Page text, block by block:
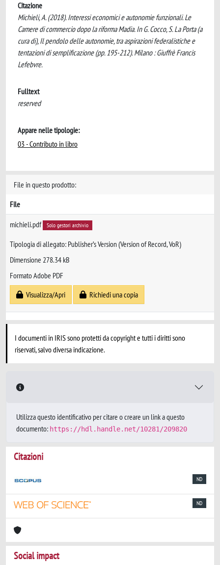
Citazione
Michieli, A. (2018). Interessi economici e autonomie funzionali. Le
Camere di commercio dopo la riforma Madia. In G. Cocco, S. La Porta (a
cura di), Il pendolo delle autonomie, tra aspirazioni federalistiche e
tentazioni di semplificazione (pp. 195-212). Milano : Giuffrè Francis
Lefebvre.
Fulltext
reserved
Appare nelle tipologie:
03 - Contributo in libro
File in questo prodotto:
File
michieli.pdf Solo gestori archivio
Tipologia di allegato: Publisher’s Version (Version of Record, VoR)
Dimensione 278.34 kB
Formato Adobe PDF
Visualizza/Apri
Richiedi una copia
I documenti in IRIS sono protetti da copyright e tutti i diritti sono
riservati, salvo diversa indicazione.
Utilizza questo identificativo per citare o creare un link a questo
documento: https://hdl.handle.net/10281/209820
Citazioni
ND
ND
Social impact